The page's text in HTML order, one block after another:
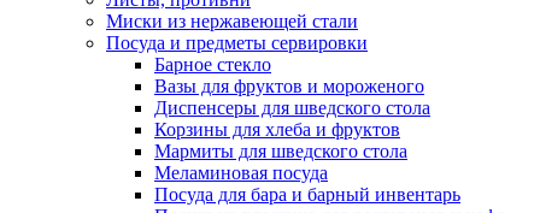
Миски из нержавеющей стали
Посуда и предметы сервировки
Барное стекло
Вазы для фруктов и мороженого
Диспенсеры для шведского стола
Корзины для хлеба и фруктов
Мармиты для шведского стола
Меламиновая посуда
Посуда для бара и барный инвентарь